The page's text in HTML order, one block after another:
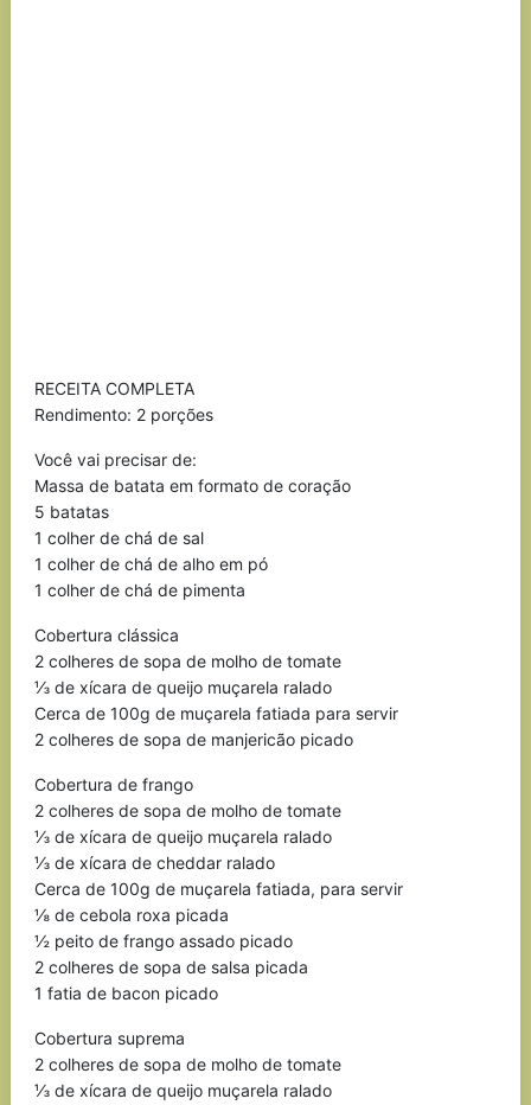
RECEITA COMPLETA
Rendimento: 2 porções
Você vai precisar de:
Massa de batata em formato de coração
5 batatas
1 colher de chá de sal
1 colher de chá de alho em pó
1 colher de chá de pimenta
Cobertura clássica
2 colheres de sopa de molho de tomate
⅓ de xícara de queijo muçarela ralado
Cerca de 100g de muçarela fatiada para servir
2 colheres de sopa de manjericão picado
Cobertura de frango
2 colheres de sopa de molho de tomate
⅓ de xícara de queijo muçarela ralado
⅓ de xícara de cheddar ralado
Cerca de 100g de muçarela fatiada, para servir
⅛ de cebola roxa picada
½ peito de frango assado picado
2 colheres de sopa de salsa picada
1 fatia de bacon picado
Cobertura suprema
2 colheres de sopa de molho de tomate
⅓ de xícara de queijo muçarela ralado